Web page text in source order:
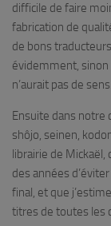
difficile de faire
fabrication de
de bons
évidemment, sinon
n’aurait pas de sens.
Ensuite dans notre
shôjo, seinen,
librairie de
des années
final, et que
titres de toutes les